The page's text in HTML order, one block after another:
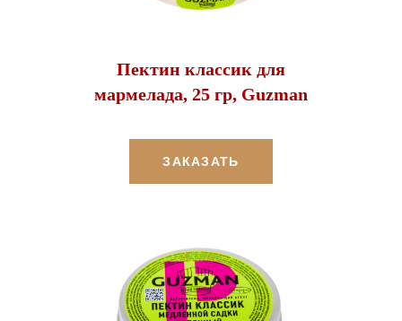
Пектин классик для
мармелада, 25 гр, Guzman
ЗАКАЗАТЬ